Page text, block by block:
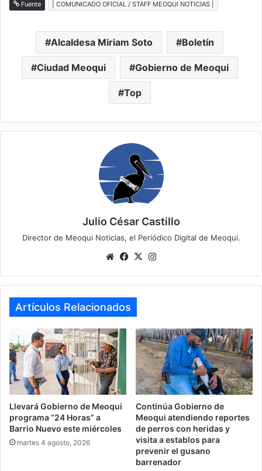
Fuente | COMUNICADO OFICIAL / STAFF MEOQUI NOTICIAS |
Alcaldesa Miriam Soto Boletín
Ciudad Meoqui Gobierno de Meoqui
Top
Julio César Castillo
Director de Meoqui Noticias, el Periódico Digital de Meoqui.
WebsiteFacebook
X
Artículos Relacionados
Llevará Gobierno de Meoqui
programa “24 Horas” a
Barrio Nuevo este miércoles
martes 4 agosto, 2026
Continúa Gobierno de
Meoqui atendiendo reportes
de perros con heridas y
visita a establos para
prevenir el gusano
barrenador